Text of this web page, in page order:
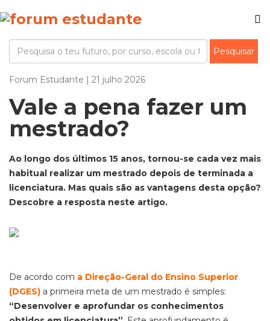
Forum Estudante | 21 julho 2026
Vale a pena fazer um
mestrado?
Ao longo dos últimos 15 anos, tornou-se cada vez mais
habitual realizar um mestrado depois de terminada a
licenciatura. Mas quais são as vantagens desta opção?
Descobre a resposta neste artigo.
De acordo com a Direção-Geral do Ensino Superior
(DGES) a primeira meta de um mestrado é simples:
“Desenvolver e aprofundar os conhecimentos